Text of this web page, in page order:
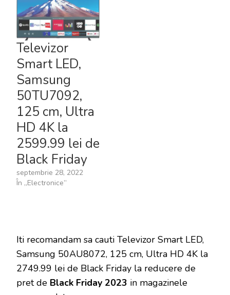
Televizor
Smart LED,
Samsung
50TU7092,
125 cm, Ultra
HD 4K la
2599.99 lei de
Black Friday
septembrie 28, 2022
În „Electronice”
Iti recomandam sa cauti Televizor Smart LED,
Samsung 50AU8072, 125 cm, Ultra HD 4K la
2749.99 lei de Black Friday la reducere de
pret de Black Friday 2023 in magazinele